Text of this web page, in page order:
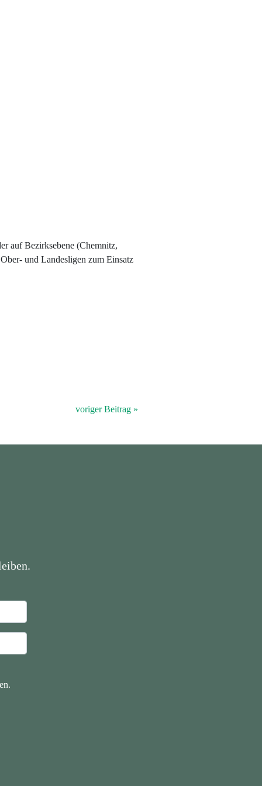
auf Bezirksebene (Chemnitz,
und Landesligen zum Einsatz
voriger Beitrag »